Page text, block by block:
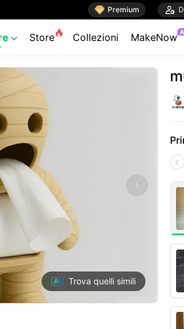
 Premium 
 Store Collezioni MakeNow
Trova quelli simili